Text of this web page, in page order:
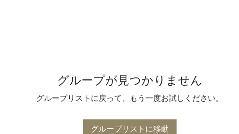
グループが見つかりません
グループリストに戻って、もう一度お試しください。
グループリストに移動